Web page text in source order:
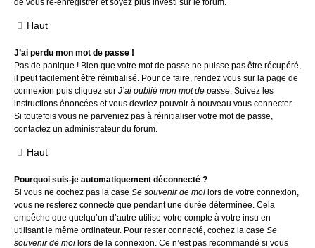
de vous ré-enregistrer et soyez plus investi sur le forum.
Haut
J’ai perdu mon mot de passe !
Pas de panique ! Bien que votre mot de passe ne puisse pas être récupéré,
il peut facilement être réinitialisé. Pour ce faire, rendez vous sur la page de
connexion puis cliquez sur J’ai oublié mon mot de passe. Suivez les
instructions énoncées et vous devriez pouvoir à nouveau vous connecter.
Si toutefois vous ne parveniez pas à réinitialiser votre mot de passe,
contactez un administrateur du forum.
Haut
Pourquoi suis-je automatiquement déconnecté ?
Si vous ne cochez pas la case Se souvenir de moi lors de votre connexion,
vous ne resterez connecté que pendant une durée déterminée. Cela
empêche que quelqu’un d’autre utilise votre compte à votre insu en
utilisant le même ordinateur. Pour rester connecté, cochez la case Se
souvenir de moi lors de la connexion. Ce n’est pas recommandé si vous